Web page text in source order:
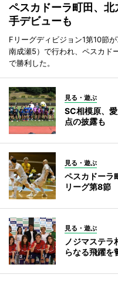
ペスカドーラ町田、
手デビューも
Fリーグディビジョン1第10節
南成瀬5）で行われ、ペスカド
で勝利した。
見る・遊ぶ
SC相模原、
点の披露も
見る・遊ぶ
ペスカドー
リーグ第8節
見る・遊ぶ
ノジマステ
らなる飛躍を